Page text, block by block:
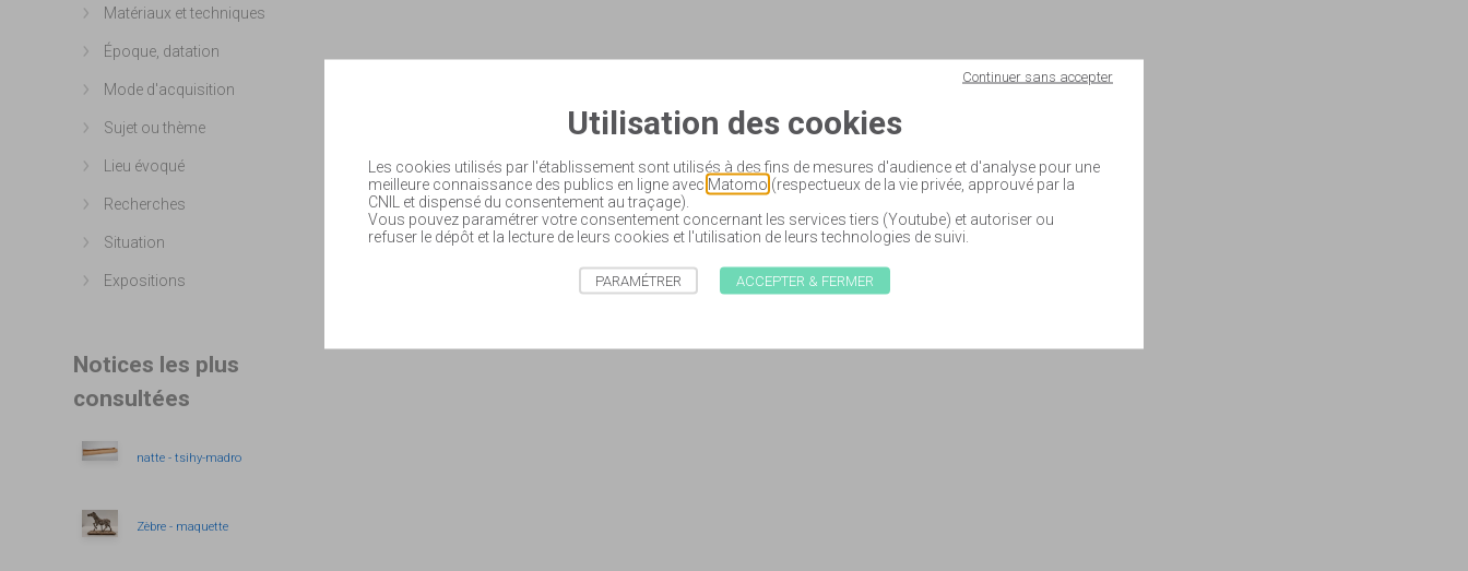
Afficher plus
Matériaux et techniques
Afficher plus
Époque, datation
Afficher plus
Mode d'acquisition
Afficher plus
Sujet ou thème
Afficher plus
Lieu évoqué
Afficher plus
Recherches
Afficher plus
Situation
Afficher plus
Expositions
Notices les plus
consultées
natte - tsihy-madro
Zèbre - maquette
Utilisation des cookies
Les cookies utilisés par l'établissement sont utilisés à des fins de mesures d'audience et d'analyse pour une
meilleure connaissance des publics en ligne avec Matomo (respectueux de la vie privée, approuvé par la
CNIL et dispensé du consentement au traçage).
Vous pouvez paramétrer votre consentement concernant les services tiers (Youtube) et autoriser ou
refuser le dépôt et la lecture de leurs cookies et l'utilisation de leurs technologies de suivi.
Continuer sans accepter
PARAMÉTRER ACCEPTER & FERMER